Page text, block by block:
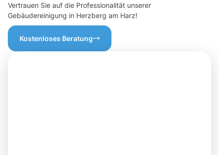
Vertrauen Sie auf die Professionalität unserer
Gebäudereinigung in Herzberg am Harz!
Kostenloses Beratung